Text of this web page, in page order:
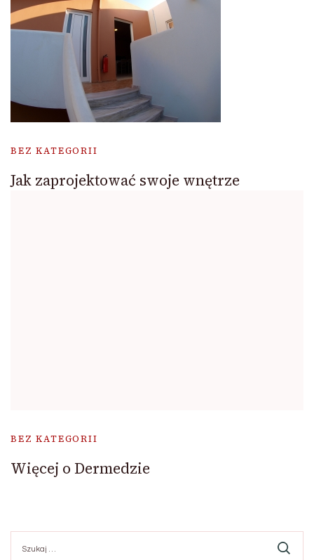
BEZ KATEGORII
Jak zaprojektować swoje wnętrze
BEZ KATEGORII
Więcej o Dermedzie